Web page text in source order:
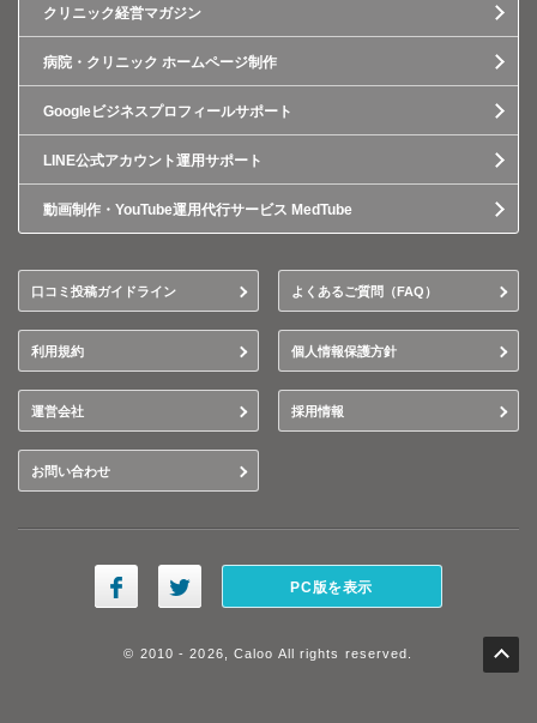
クリニック経営マガジン
病院・クリニック ホームページ制作
Googleビジネスプロフィールサポート
LINE公式アカウント運用サポート
動画制作・YouTube運用代行サービス MedTube
口コミ投稿ガイドライン よくあるご質問（FAQ）
利用規約 個人情報保護方針
運営会社 採用情報
お問い合わせ
PC版を表示
© 2010 - 2026, Caloo All rights reserved.